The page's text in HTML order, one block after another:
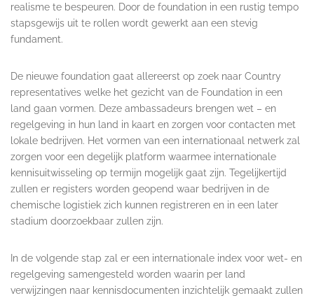
realisme te bespeuren. Door de foundation in een rustig tempo
stapsgewijs uit te rollen wordt gewerkt aan een stevig
fundament.
De nieuwe foundation gaat allereerst op zoek naar Country
representatives welke het gezicht van de Foundation in een
land gaan vormen. Deze ambassadeurs brengen wet – en
regelgeving in hun land in kaart en zorgen voor contacten met
lokale bedrijven. Het vormen van een internationaal netwerk zal
zorgen voor een degelijk platform waarmee internationale
kennisuitwisseling op termijn mogelijk gaat zijn. Tegelijkertijd
zullen er registers worden geopend waar bedrijven in de
chemische logistiek zich kunnen registreren en in een later
stadium doorzoekbaar zullen zijn.
In de volgende stap zal er een internationale index voor wet- en
regelgeving samengesteld worden waarin per land
verwijzingen naar kennisdocumenten inzichtelijk gemaakt zullen